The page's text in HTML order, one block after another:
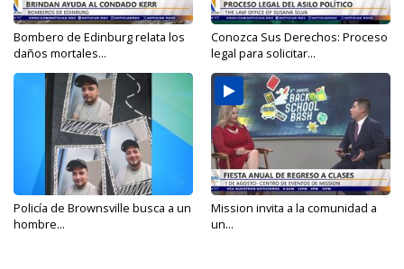
Bombero de Edinburg relata los
daños mortales...
Conozca Sus Derechos: Proceso
legal para solicitar...
Policía de Brownsville busca a un
hombre...
Mission invita a la comunidad a
un...